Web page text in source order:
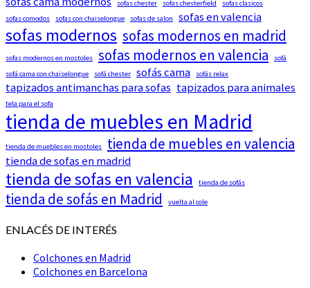
sofas chester sofas chesterfield
sofas clasicos
sofas comodos
sofas con chaiselongue sofas de salon sofas en valencia
sofas modernos sofas modernos en madrid
sofas modernos en mostoles sofas modernos en valencia
sofá
sofá cama con chaiselongue
sofá chester sofás cama sofás relax
tapizados antimanchas para sofas tapizados para animales
tela para el sofa
tienda de muebles en Madrid
tienda de muebles en mostoles tienda de muebles en valencia
tienda de sofas en madrid
tienda de sofas en valencia tienda de sofás
tienda de sofás en Madrid vuelta al cole
ENLACÉS DE INTERÉS
Colchones en Madrid
Colchones en Barcelona